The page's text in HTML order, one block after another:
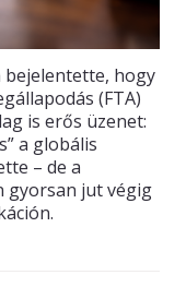
bejelentette, hogy
(FTA)
is erős üzenet:
a globális
– de a
gyorsan jut végig